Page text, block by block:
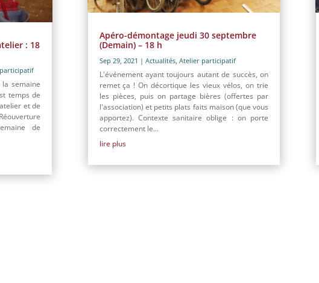
: 18
semaine
temps de
et de
de
Apéro-démontage jeudi 30 septembre
(Demain) – 18 h
Sep 29, 2021 | Actualités, Atelier participatif
L'événement ayant toujours autant de succès, on
remet ça ! On décortique les vieux vélos, on trie
les pièces, puis on partage bières (offertes par
l'association) et petits plats faits maison (que vous
apportez). Contexte sanitaire oblige : on porte
correctement le...
lire plus